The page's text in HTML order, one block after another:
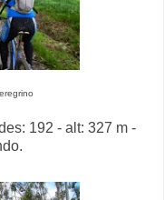
192 - alt: 327 m -